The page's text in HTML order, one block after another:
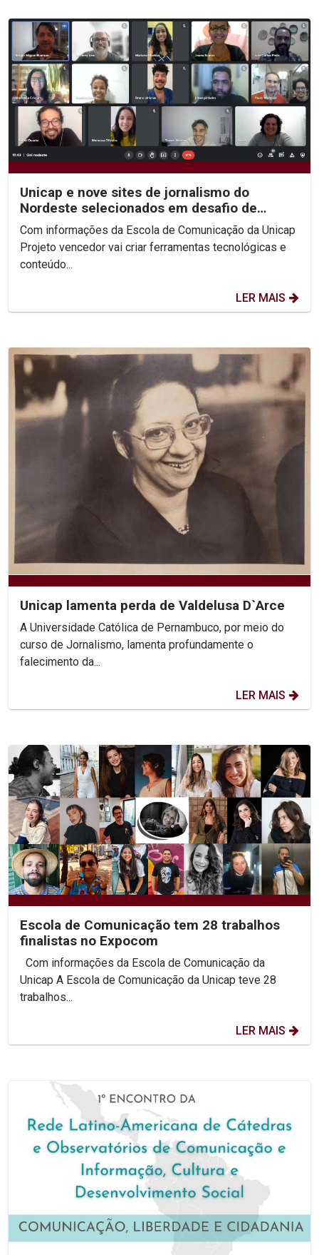
Unicap e nove sites de jornalismo do
Nordeste selecionados em desafio de
inovação do Google
Com informações da Escola de Comunicação da Unicap
Projeto vencedor vai criar ferramentas tecnológicas e
conteúdo...
LER MAIS
Unicap lamenta perda de Valdelusa D`Arce
A Universidade Católica de Pernambuco, por meio do
curso de Jornalismo, lamenta profundamente o
falecimento da...
LER MAIS
Escola de Comunicação tem 28 trabalhos
finalistas no Expocom
Unicap A Escola de Comunicação da Unicap teve 28
trabalhos...
LER MAIS